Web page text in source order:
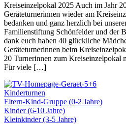
Kreiseinzelpokal 2025 Auch im Jahr
Geräteturnerinnen wieder am
bedanken und ganz herzlich bei
Familienstiftung Schönfelder und der
dank euch haben 40 glückliche
Geräteturnerinnen beim
20 Turnerinnen zum Kreiseinzelpokal
Für viele […]
Kinderturnen
Eltern-Kind-Gruppe (0-2 Jahre)
Kinder (6-10 Jahre)
Kleinkinder (3-5 Jahre)